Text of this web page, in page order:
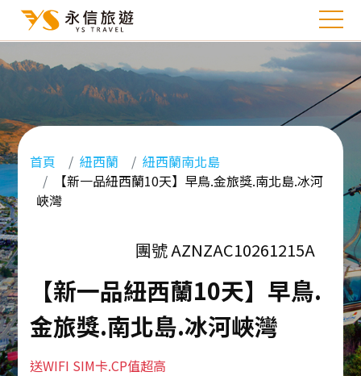
首頁 紐西蘭
紐西蘭南北島
【新一品紐西蘭10天】早鳥.金旅獎.南北島.冰河
峽灣
團號 AZNZAC10261215A
【新一品紐西蘭10天】早鳥.
金旅獎.南北島.冰河峽灣
送WIFI SIM卡.CP值超高